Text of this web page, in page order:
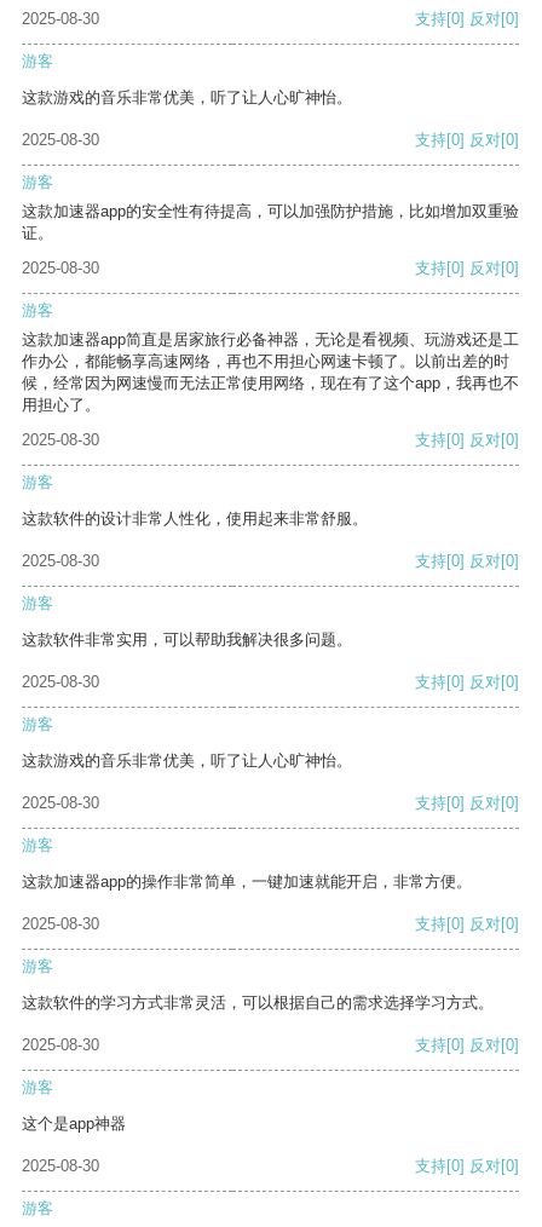
2025-08-30 支持[0] 反对[0]
游客
这款游戏的音乐非常优美，听了让人心旷神怡。
2025-08-30 支持[0] 反对[0]
游客
这款加速器app的安全性有待提高，可以加强防护措施，比如增加双重验
证。
2025-08-30
支持[0] 反对[0]
游客
这款加速器app简直是居家旅行必备神器，无论是看视频、玩游戏还是工
作办公，都能畅享高速网络，再也不用担心网速卡顿了。以前出差的时
候，经常因为网速慢而无法正常使用网络，现在有了这个app，我再也不
用担心了。
2025-08-30
支持[0] 反对[0]
游客
这款软件的设计非常人性化，使用起来非常舒服。
2025-08-30 支持[0] 反对[0]
游客
这款软件非常实用，可以帮助我解决很多问题。
2025-08-30 支持[0] 反对[0]
游客
这款游戏的音乐非常优美，听了让人心旷神怡。
2025-08-30 支持[0] 反对[0]
游客
这款加速器app的操作非常简单，一键加速就能开启，非常方便。
2025-08-30 支持[0] 反对[0]
游客
这款软件的学习方式非常灵活，可以根据自己的需求选择学习方式。
2025-08-30 支持[0] 反对[0]
游客
这个是app神器
2025-08-30 支持[0] 反对[0]
游客